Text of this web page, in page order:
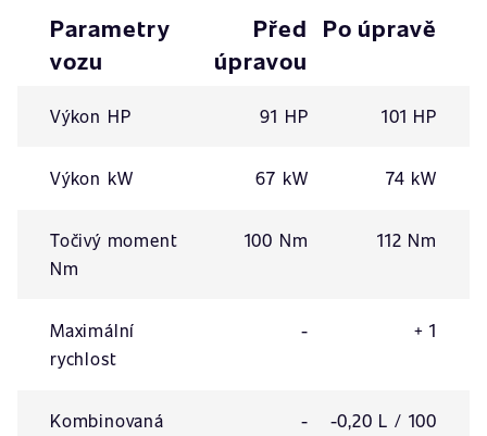
Parametry
vozu
Před
úpravou
Po úpravě
Výkon HP 91 HP 101 HP
Výkon kW 67 kW 74 kW
Točivý moment
Nm
100 Nm 112 Nm
Maximální
rychlost
- + 1
Kombinovaná
-
-0,20 L / 100